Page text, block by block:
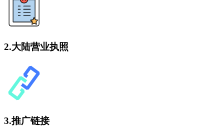
2.大陆营业执照
3.推广链接